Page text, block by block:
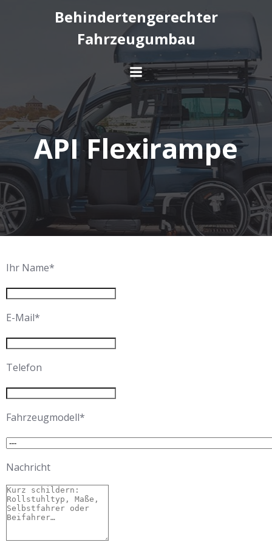
Behindertengerechter
Fahrzeugumbau
API Flexirampe
Ihr Name*
E-Mail*
Telefon
Fahrzeugmodell*
Nachricht